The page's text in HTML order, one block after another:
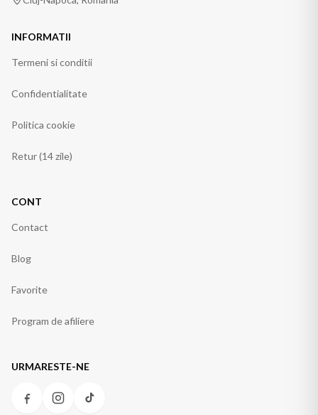
INFORMATII
Termeni si conditii
Confidentialitate
Politica cookie
Retur (14 zile)
CONT
Contact
Blog
Favorite
Program de afiliere
URMARESTE-NE